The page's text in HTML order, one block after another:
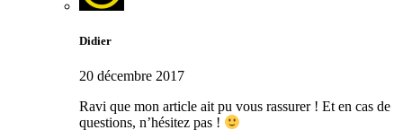
Didier
20 décembre 2017
Ravi que mon article ait pu vous rassurer ! Et en cas de
questions, n’hésitez pas !